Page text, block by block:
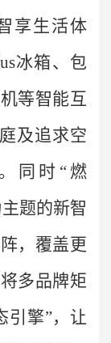
享生活体
冰箱、包
等智能互
及追求空
同时“燃
题的新智
，覆盖更
多品牌矩
引擎”，让